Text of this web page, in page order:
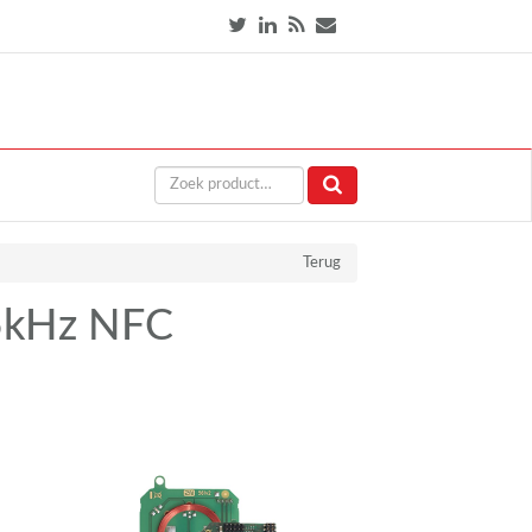
Terug
NFC